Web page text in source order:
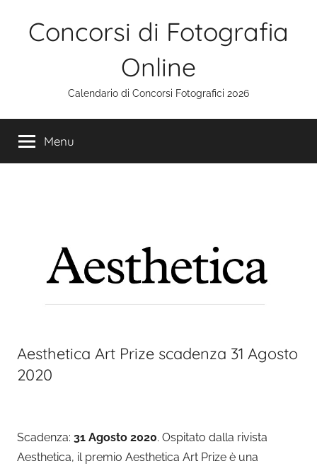
Concorsi di Fotografia
Online
Calendario di Concorsi Fotografici 2026
Menu
Aesthetica Art Prize scadenza 31 Agosto
2020
Scadenza: 31 Agosto 2020. Ospitato dalla rivista
Aesthetica, il premio Aesthetica Art Prize è una